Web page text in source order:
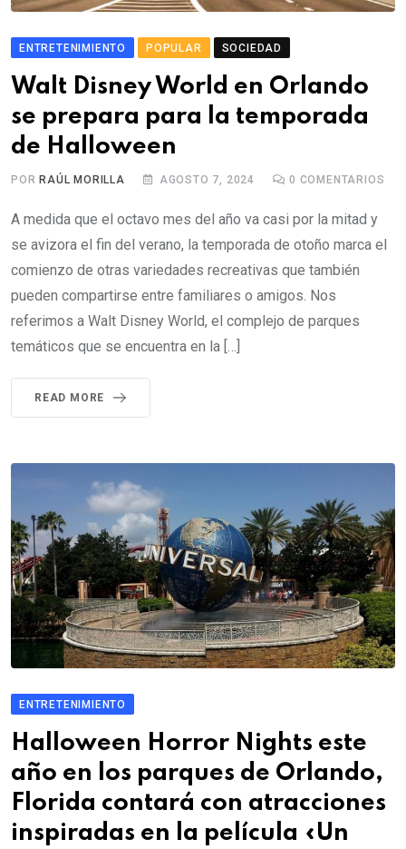
ENTRETENIMIENTO POPULAR SOCIEDAD
Walt Disney World en Orlando
se prepara para la temporada
de Halloween
POR RAÚL MORILLA AGOSTO 7, 2024 0 COMENTARIOS
A medida que el octavo mes del año va casi por la mitad y
se avizora el fin del verano, la temporada de otoño marca el
comienzo de otras variedades recreativas que también
pueden compartirse entre familiares o amigos. Nos
referimos a Walt Disney World, el complejo de parques
temáticos que se encuentra en la […]
READ MORE
ENTRETENIMIENTO
Halloween Horror Nights este
año en los parques de Orlando,
Florida contará con atracciones
inspiradas en la película «Un